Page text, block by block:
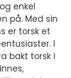
enkel
på. Med sin
er torsk et
I
bakt torsk i